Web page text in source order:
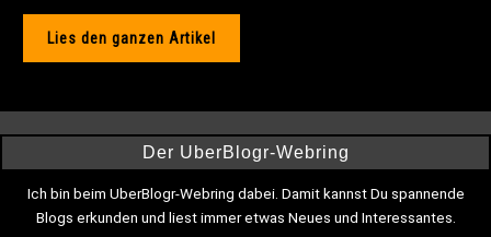
Lies den ganzen Artikel
Der UberBlogr-Webring
Ich bin beim UberBlogr-Webring dabei. Damit kannst Du spannende
Blogs erkunden und liest immer etwas Neues und Interessantes.